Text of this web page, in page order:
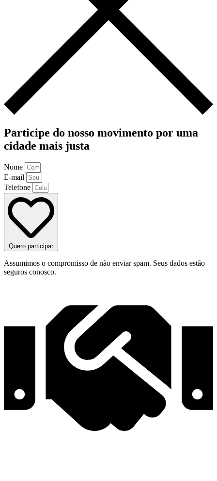
Participe do nosso movimento por uma
cidade mais justa
Nome
E-mail
Telefone
Quero participar
Assumimos o compromisso de não enviar spam. Seus dados estão
seguros conosco.